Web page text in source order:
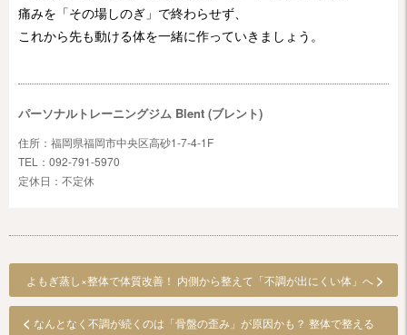
痛みを「その場しのぎ」で終わらせず、
これから先も動ける体を一緒に作っていきましょう。
パーソナルトレーニングジム Blent (ブレント)
住所：福岡県福岡市中央区高砂1-7-4-1F
TEL：092-791-5970
定休日：不定休
よもぎ蒸し×整体で体質改善！ 内側から整えて「不調が出にくい体」へ >
< なんとなく不調が続くのは「骨盤の歪み」が原因かも？ 整体で整える